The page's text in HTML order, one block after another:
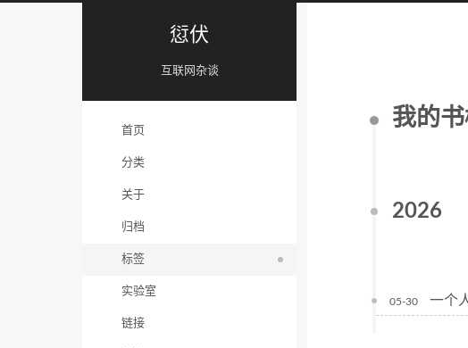
愆伏
互联网杂谈
首页
分类
关于
归档
标签
实验室
链接
我的
2026
05-30 一个